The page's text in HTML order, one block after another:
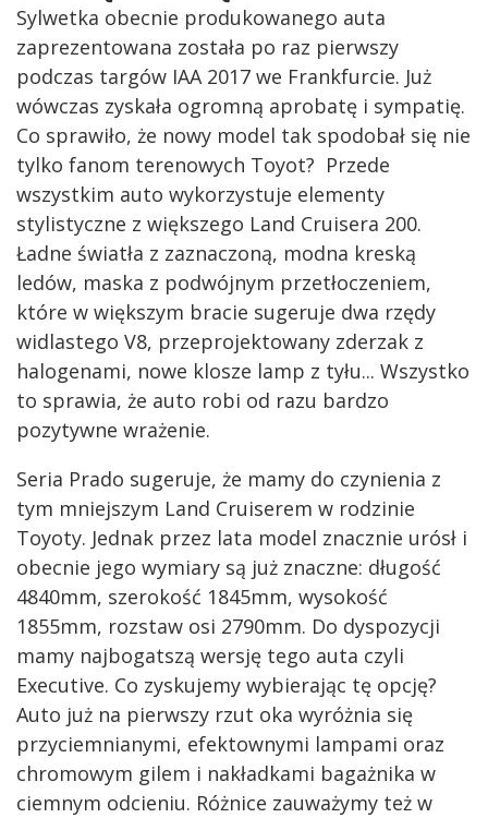
Sylwetka obecnie produkowanego auta
zaprezentowana została po raz pierwszy
podczas targów IAA 2017 we Frankfurcie. Już
wówczas zyskała ogromną aprobatę i sympatię.
Co sprawiło, że nowy model tak spodobał się nie
tylko fanom terenowych Toyot? Przede
wszystkim auto wykorzystuje elementy
stylistyczne z większego Land Cruisera 200.
Ładne światła z zaznaczoną, modna kreską
ledów, maska z podwójnym przetłoczeniem,
które w większym bracie sugeruje dwa rzędy
widlastego V8, przeprojektowany zderzak z
halogenami, nowe klosze lamp z tyłu... Wszystko
to sprawia, że auto robi od razu bardzo
pozytywne wrażenie.
Seria Prado sugeruje, że mamy do czynienia z
tym mniejszym Land Cruiserem w rodzinie
Toyoty. Jednak przez lata model znacznie urósł i
obecnie jego wymiary są już znaczne: długość
4840mm, szerokość 1845mm, wysokość
1855mm, rozstaw osi 2790mm. Do dyspozycji
mamy najbogatszą wersję tego auta czyli
Executive. Co zyskujemy wybierając tę opcję?
Auto już na pierwszy rzut oka wyróżnia się
przyciemnianymi, efektownymi lampami oraz
chromowym gilem i nakładkami bagażnika w
ciemnym odcieniu. Różnice zauważymy też w